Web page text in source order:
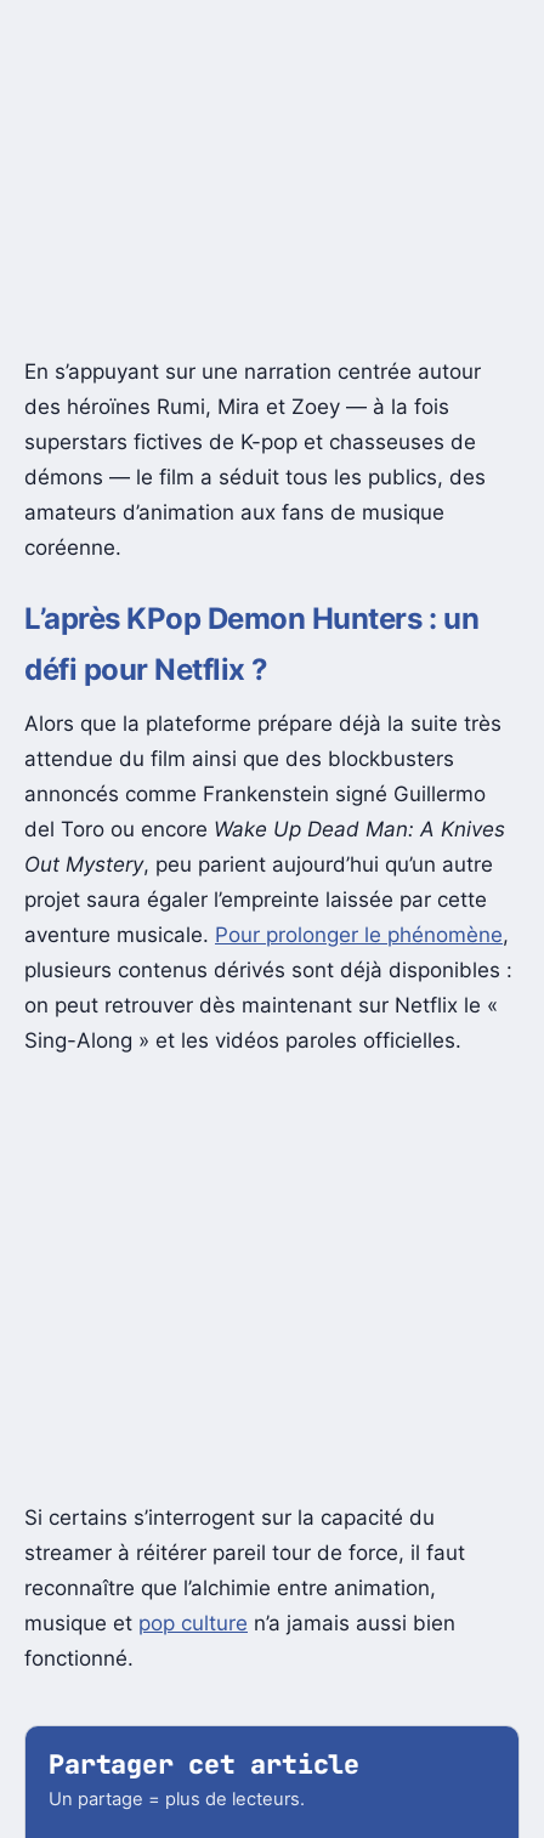
En s’appuyant sur une narration centrée autour
des héroïnes Rumi, Mira et Zoey — à la fois
superstars fictives de K-pop et chasseuses de
démons — le film a séduit tous les publics, des
amateurs d’animation aux fans de musique
coréenne.
L’après KPop Demon Hunters : un
défi pour Netflix ?
Alors que la plateforme prépare déjà la suite très
attendue du film ainsi que des blockbusters
annoncés comme Frankenstein signé Guillermo
del Toro ou encore Wake Up Dead Man: A Knives
Out Mystery, peu parient aujourd’hui qu’un autre
projet saura égaler l’empreinte laissée par cette
aventure musicale. Pour prolonger le phénomène,
plusieurs contenus dérivés sont déjà disponibles :
on peut retrouver dès maintenant sur Netflix le «
Sing-Along » et les vidéos paroles officielles.
Si certains s’interrogent sur la capacité du
streamer à réitérer pareil tour de force, il faut
reconnaître que l’alchimie entre animation,
musique et pop culture n’a jamais aussi bien
fonctionné.
Partager cet article
Un partage = plus de lecteurs.